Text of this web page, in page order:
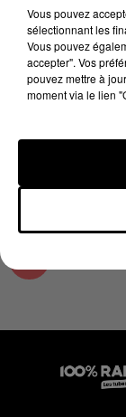
14 avril 2025 -
LES INFOS
14/04/2025
Vous pouvez
sélectionnant les
Vous pouvez
accepter". Vos
pouvez mettre à
moment via le lien